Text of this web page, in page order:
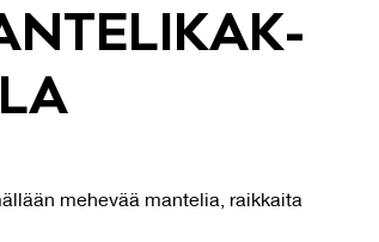
mehevää mantelia, raikkaita